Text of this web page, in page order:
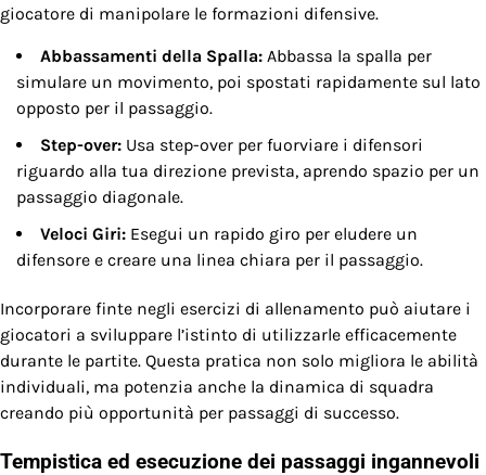
giocatore di manipolare le formazioni difensive.
Abbassamenti della Spalla: Abbassa la spalla per
simulare un movimento, poi spostati rapidamente sul lato
opposto per il passaggio.
Step-over: Usa step-over per fuorviare i difensori
riguardo alla tua direzione prevista, aprendo spazio per un
passaggio diagonale.
Veloci Giri: Esegui un rapido giro per eludere un
difensore e creare una linea chiara per il passaggio.
Incorporare finte negli esercizi di allenamento può aiutare i
giocatori a sviluppare l’istinto di utilizzarle efficacemente
durante le partite. Questa pratica non solo migliora le abilità
individuali, ma potenzia anche la dinamica di squadra
creando più opportunità per passaggi di successo.
Tempistica ed esecuzione dei passaggi ingannevoli